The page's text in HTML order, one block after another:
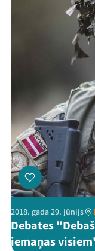
2018. gada 29. jūnijs
Debates
iemaņas